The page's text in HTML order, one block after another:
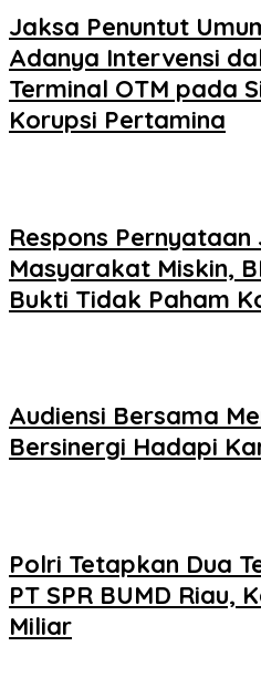
Jaksa Penuntut
Adanya Intervensi
Terminal OTM pada
Korupsi Pertamina
Respons
Masyarakat Miskin,
Bukti Tidak Paham
Audiensi Bersama
Bersinergi Hadapi
Polri Tetapkan Dua
PT SPR BUMD Riau,
Miliar